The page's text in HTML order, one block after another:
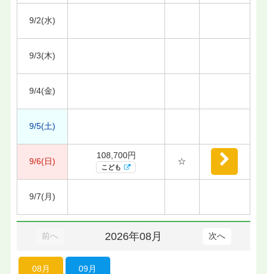
9/2(水)
9/3(木)
9/4(金)
9/5(土)
9/6(日)
108,700円
こども
☆
9/7(月)
前へ 2026年08月 次へ
08月 09月